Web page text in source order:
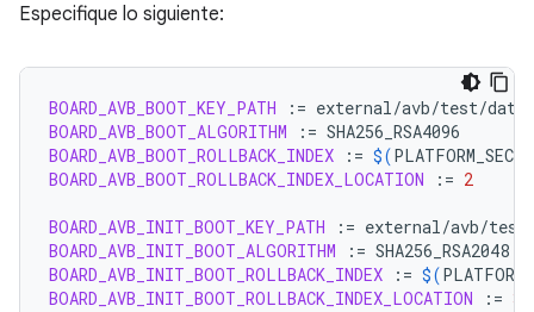
Especifique lo siguiente:
BOARD_AVB_BOOT_KEY_PATH
:=
BOARD_AVB_BOOT_ALGORITHM
:=
BOARD_AVB_BOOT_ROLLBACK_INDEX
:= $(
BOARD_AVB_BOOT_ROLLBACK_INDEX_LOCATION
:= 2
BOARD_AVB_INIT_BOOT_KEY_PATH
:=
BOARD_AVB_INIT_BOOT_ALGORITHM
:=
BOARD_AVB_INIT_BOOT_ROLLBACK_INDEX
:= $(
BOARD_AVB_INIT_BOOT_ROLLBACK_INDEX_LOCATION
:= 3